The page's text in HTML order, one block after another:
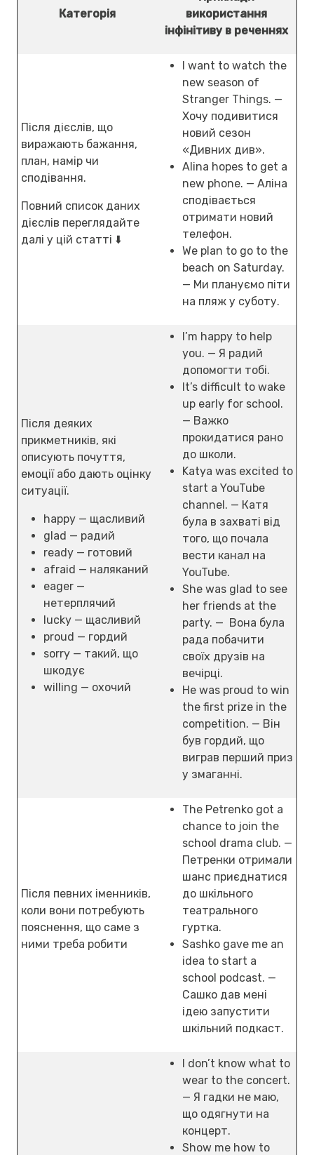
Категорія
використання
інфінітиву в реченнях
Після дієслів, що
виражають бажання,
план, намір чи
сподівання.
Повний список даних
дієслів переглядайте
далі у цій статті ⬇️
I want to watch the
new season of
Stranger Things. —
Хочу подивитися
новий сезон
«Дивних див».
Alina hopes to get a
new phone. — Аліна
сподівається
отримати новий
телефон.
We plan to go to the
beach on Saturday.
— Ми плануємо піти
на пляж у суботу.
Після деяких
прикметників, які
описують почуття,
емоції або дають оцінку
ситуації.
happy — щасливий
glad — радий
ready — готовий
afraid — наляканий
eager —
нетерплячий
lucky — щасливий
proud — гордий
sorry — такий, що
шкодує
willing — охочий
I’m happy to help
you. — Я радий
допомогти тобі.
It’s difficult to wake
up early for school.
— Важко
прокидатися рано
до школи.
Katya was excited to
start a YouTube
channel. — Катя
була в захваті від
того, що почала
вести канал на
YouTube.
She was glad to see
her friends at the
party. — Вона була
рада побачити
своїх друзів на
вечірці.
He was proud to win
the first prize in the
competition. — Він
був гордий, що
виграв перший приз
у змаганні.
Після певних іменників,
коли вони потребують
пояснення, що саме з
ними треба робити
The Petrenko got a
chance to join the
school drama club. —
Петренки отримали
шанс приєднатися
до шкільного
театрального
гуртка.
Sashko gave me an
idea to start a
school podcast. —
Сашко дав мені
ідею запустити
шкільний подкаст.
I don’t know what to
wear to the concert.
— Я гадки не маю,
що одягнути на
концерт.
Show me how to